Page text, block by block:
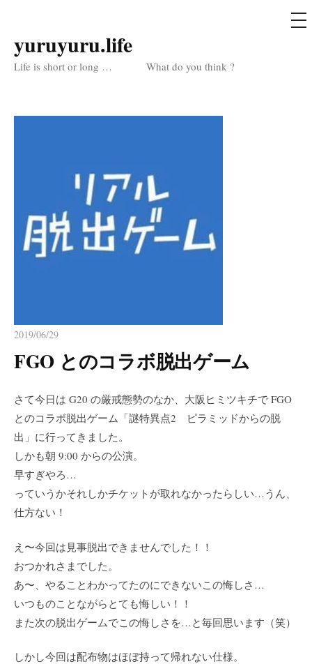
コ
ン
ツ
yuruyuru.life
Life is short or long … What do you think ?
メ
ニ
2019/06/29
FGO とのコラボ脱出ゲーム
さて今日は G20 の厳戒態勢のなか、大阪ヒミツキチで FGO
とのコラボ脱出ゲーム「謎特異点2 ピラミッドからの脱
出」に行ってきました。
しかも朝 9:00 からの公演。
早すぎやろ…
っていうかそれしかチケットが取れなかったらしい…うん、
仕方ない！
え〜今回は見事脱出できませんでした！！
おつかれさまでした。
あ〜、やることわかってたのにできないこの悔しさ…
いつものことながらとても悔しい！！
また次の脱出ゲームでこの悔しさを…と毎回思います（笑）
しかし今回は配布物はほぼ持って帰れない仕様。